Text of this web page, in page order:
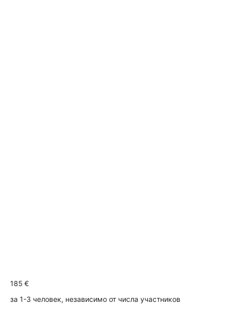
185 €
за 1-3 человек, независимо от числа участников